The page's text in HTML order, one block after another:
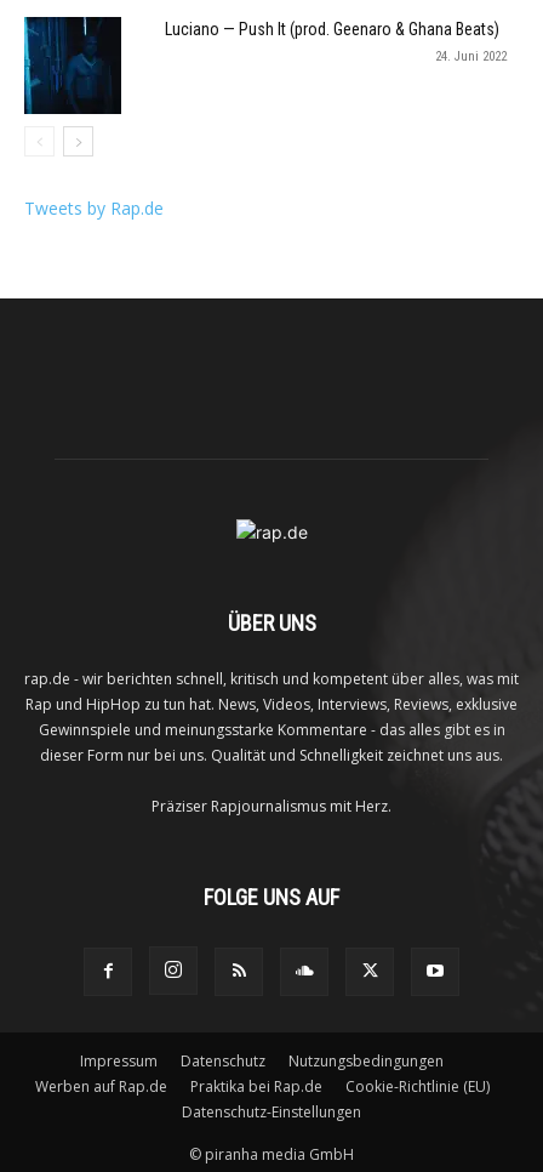
Luciano — Push It (prod. Geenaro & Ghana Beats)
24. Juni 2022
Tweets by Rap.de
ÜBER UNS
rap.de - wir berichten schnell, kritisch und kompetent über alles, was mit
Rap und HipHop zu tun hat. News, Videos, Interviews, Reviews, exklusive
Gewinnspiele und meinungsstarke Kommentare - das alles gibt es in
dieser Form nur bei uns. Qualität und Schnelligkeit zeichnet uns aus.
Präziser Rapjournalismus mit Herz.
FOLGE UNS AUF
Impressum Datenschutz
Nutzungsbedingungen
Werben auf Rap.de
Praktika bei Rap.de
Cookie-Richtlinie (EU)
Datenschutz-Einstellungen
© piranha media GmbH